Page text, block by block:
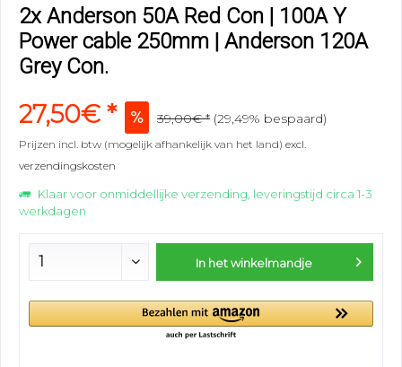
2x Anderson 50A Red Con | 100A Y
Power cable 250mm | Anderson 120A
Grey Con.
27,50€ * 39,00€ * (29,49% bespaard)
Prijzen incl. btw (mogelijk afhankelijk van het land) excl.
verzendingskosten
Klaar voor onmiddellijke verzending, leveringstijd circa 1-3
werkdagen
In het winkelmandje